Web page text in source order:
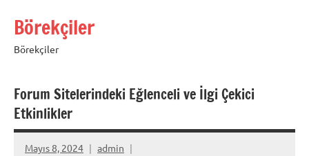
Börekçiler
Börekçiler
Forum Sitelerindeki Eğlenceli ve İlgi Çekici
Etkinlikler
Mayıs 8, 2024 admin